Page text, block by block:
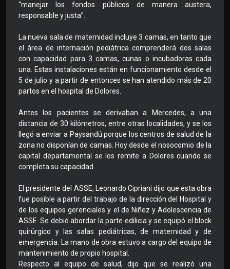
“manejar los fondos públicos de manera austera,
responsable y justa”.
La nueva sala de maternidad incluye 3 camas, en tanto que
el área de internación pediátrica comprenderá dos salas
con capacidad para 3 camas, cunas o incubadoras cada
una. Estas instalaciones están en funcionamiento desde el
5 de julio y a partir de entonces se han atendido más de 20
partos en el hospital de Dolores.
Antes los pacientes se derivaban a Mercedes, a una
distancia de 30 kilómetros, entre otras localidades, y se los
llegó a enviar a Paysandú porque los centros de salud de la
zona no disponían de camas. Hoy desde el nosocomio de la
capital departamental se los remite a Dolores cuando se
completa su capacidad.
El presidente del ASSE, Leonardo Cipriani dijo que esta obra
fue posible a partir del trabajo de la dirección del Hospital y
de los equipos gerenciales y el de Niñez y Adolescencia de
ASSE. Se debió abordar la parte edilicia y se equipó el block
quirúrgico y las salas pediátricas, de maternidad y de
emergencia. La mano de obra estuvo a cargo del equipo de
mantenimiento de propio hospital.
Respecto al equipo de salud, dijo que se realizó una